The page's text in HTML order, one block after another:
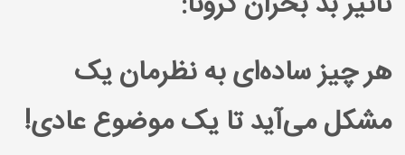
هر چیز ساده‌ای به نظرمان یک
مشکل می‌آید تا یک موضوع عادی!